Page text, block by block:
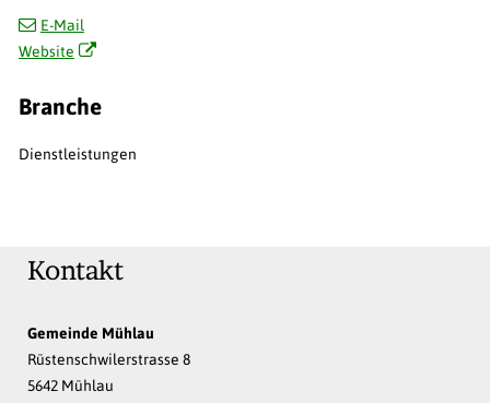
E-Mail
Website
Branche
Dienstleistungen
Kontakt
Gemeinde Mühlau
Rüstenschwilerstrasse 8
5642 Mühlau